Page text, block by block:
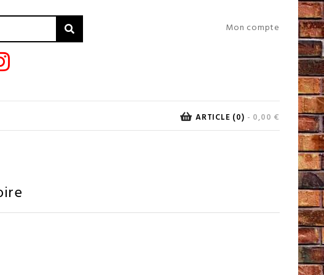
Mon compte
ARTICLE (0) - 0,00 €